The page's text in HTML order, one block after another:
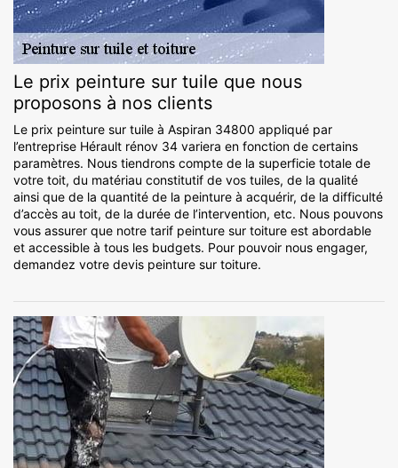
Le prix peinture sur tuile que nous
proposons à nos clients
Le prix peinture sur tuile à Aspiran 34800 appliqué par
l’entreprise Hérault rénov 34 variera en fonction de certains
paramètres. Nous tiendrons compte de la superficie totale de
votre toit, du matériau constitutif de vos tuiles, de la qualité
ainsi que de la quantité de la peinture à acquérir, de la difficulté
d’accès au toit, de la durée de l’intervention, etc. Nous pouvons
vous assurer que notre tarif peinture sur toiture est abordable
et accessible à tous les budgets. Pour pouvoir nous engager,
demandez votre devis peinture sur toiture.